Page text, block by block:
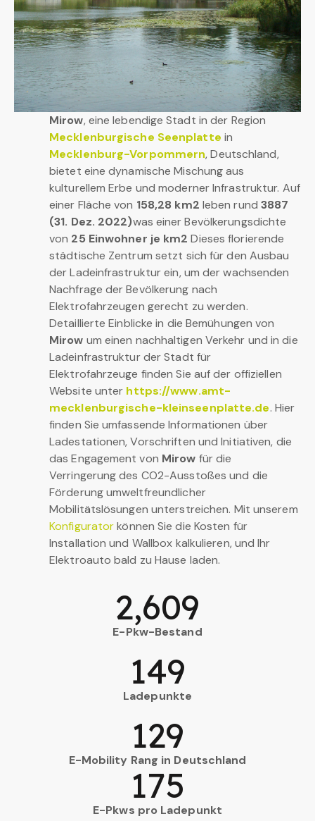
Mirow, eine lebendige Stadt in der Region
Mecklenburgische Seenplatte in
Mecklenburg-Vorpommern, Deutschland,
bietet eine dynamische Mischung aus
kulturellem Erbe und moderner Infrastruktur. Auf
einer Fläche von 158,28 km2 leben rund 3887
(31. Dez. 2022)was einer Bevölkerungsdichte
von 25 Einwohner je km2 Dieses florierende
städtische Zentrum setzt sich für den Ausbau
der Ladeinfrastruktur ein, um der wachsenden
Nachfrage der Bevölkerung nach
Elektrofahrzeugen gerecht zu werden.
Detaillierte Einblicke in die Bemühungen von
Mirow um einen nachhaltigen Verkehr und in die
Ladeinfrastruktur der Stadt für
Elektrofahrzeuge finden Sie auf der offiziellen
Website unter https://www.amt-
mecklenburgische-kleinseenplatte.de. Hier
finden Sie umfassende Informationen über
Ladestationen, Vorschriften und Initiativen, die
das Engagement von Mirow für die
Verringerung des CO2-Ausstoßes und die
Förderung umweltfreundlicher
Mobilitätslösungen unterstreichen. Mit unserem
Konfiguratorkönnen Sie die Kosten für
Installation und Wallbox kalkulieren, und Ihr
Elektroauto bald zu Hause laden.
E-Pkw-Bestand
2,609
Ladepunkte
149
E-Mobility Rang in Deutschland
129
E-Pkws pro Ladepunkt
175